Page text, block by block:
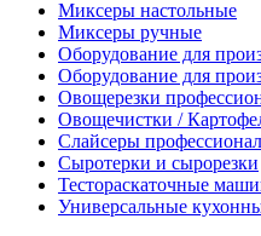
Миксеры настольные
Миксеры ручные
Оборудование для
Оборудование для
Овощерезки
Овощечистки /
Слайсеры
Сыротерки и сырорезки
Тестораскаточные
Универсальные